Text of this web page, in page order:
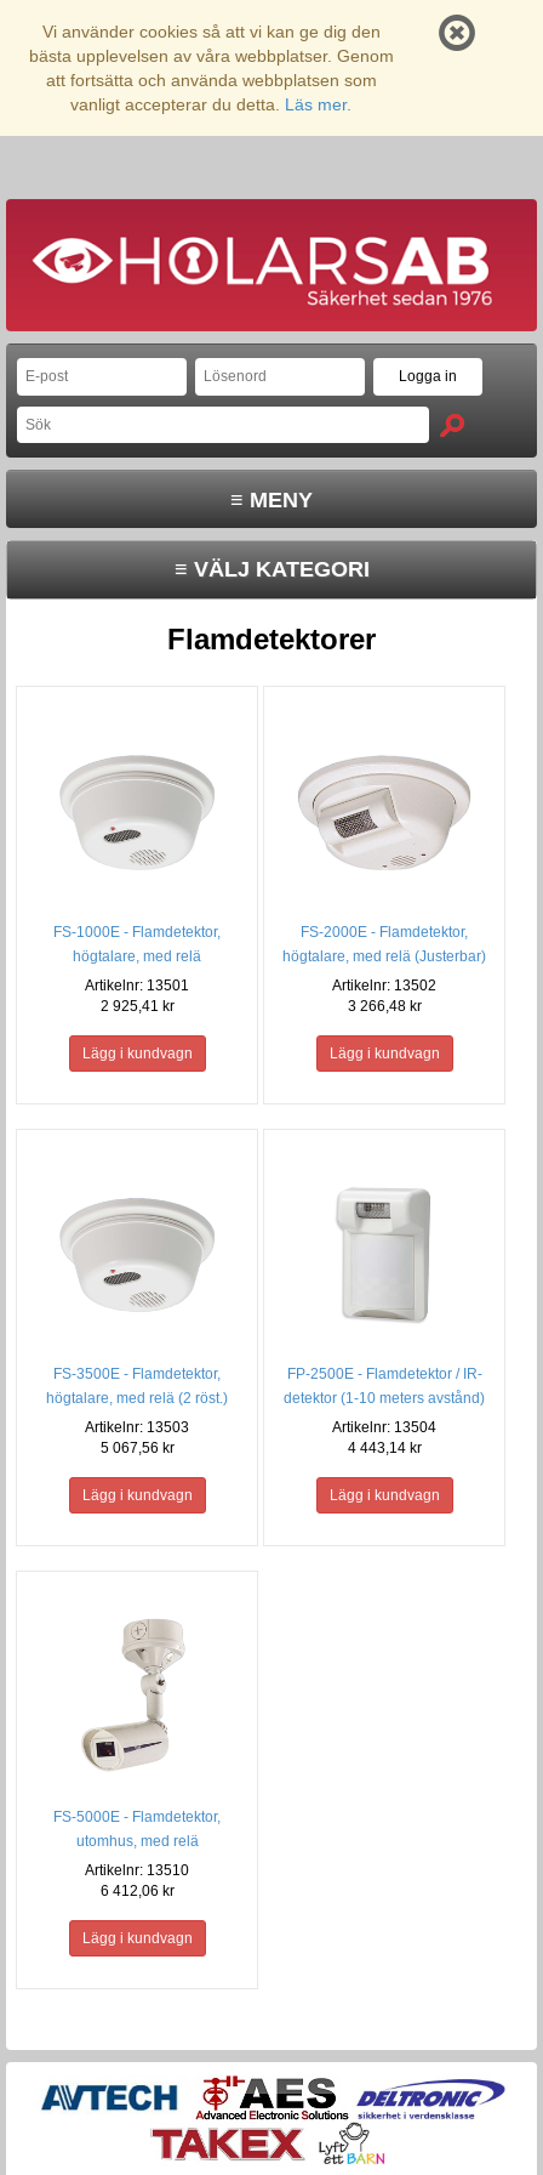
Vi använder cookies så att vi kan ge dig den
bästa upplevelsen av våra webbplatser. Genom
att fortsätta och använda webbplatsen som
vanligt accepterar du detta. Läs mer.
≡ MENY
≡ VÄLJ KATEGORI
Flamdetektorer
FS-1000E - Flamdetektor,
högtalare, med relä
Artikelnr: 13501
2 925,41 kr
FS-2000E - Flamdetektor,
högtalare, med relä (Justerbar)
Artikelnr: 13502
3 266,48 kr
FS-3500E - Flamdetektor,
högtalare, med relä (2 röst.)
Artikelnr: 13503
5 067,56 kr
FP-2500E - Flamdetektor / IR-
detektor (1-10 meters avstånd)
Artikelnr: 13504
4 443,14 kr
FS-5000E - Flamdetektor,
utomhus, med relä
Artikelnr: 13510
6 412,06 kr